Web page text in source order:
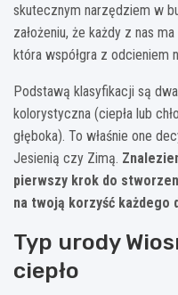
skutecznym narzędziem w
założeniu, że każdy z nas
która współgra z odcieniem
Podstawą klasyfikacji są
kolorystyczna (ciepła lub
głęboka). To właśnie one
Jesienią czy Zimą.
pierwszy krok do
na twoją korzyść każdego
Typ urody
ciepło